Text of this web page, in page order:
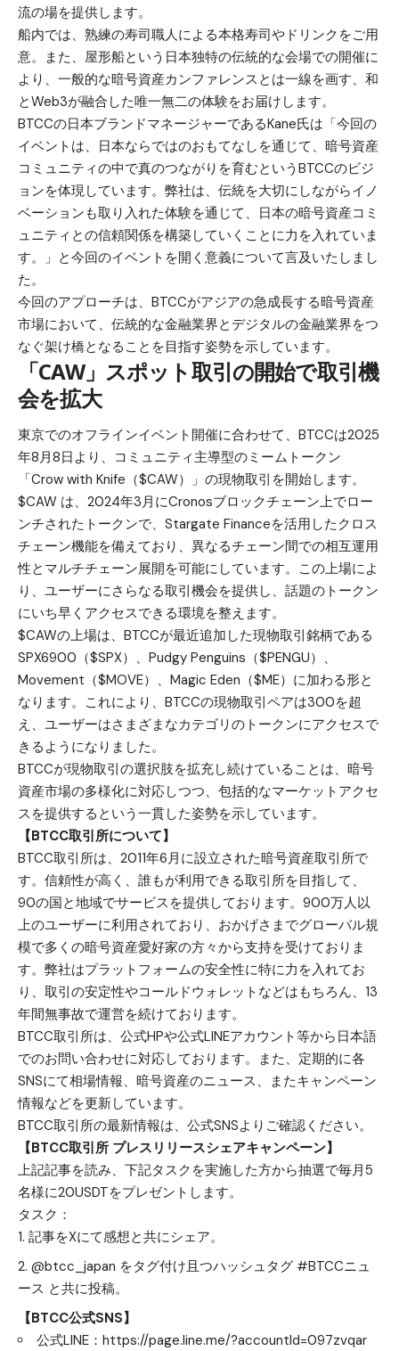
流の場を提供します。
船内では、熟練の寿司職人による本格寿司やドリンクをご用
意。また、屋形船という日本独特の伝統的な会場での開催に
より、一般的な暗号資産カンファレンスとは一線を画す、和
とWeb3が融合した唯一無二の体験をお届けします。
BTCCの日本ブランドマネージャーであるKane氏は「今回の
イベントは、日本ならではのおもてなしを通じて、暗号資産
コミュニティの中で真のつながりを育むというBTCCのビジ
ョンを体現しています。弊社は、伝統を大切にしながらイノ
ベーションも取り入れた体験を通じて、日本の暗号資産コミ
ュニティとの信頼関係を構築していくことに力を入れていま
す。」と今回のイベントを開く意義について言及いたしまし
た。
今回のアプローチは、BTCCがアジアの急成長する暗号資産
市場において、伝統的な金融業界とデジタルの金融業界をつ
なぐ架け橋となることを目指す姿勢を示しています。
「CAW」スポット取引の開始で取引機
会を拡大
東京でのオフラインイベント開催に合わせて、BTCCは2025
年8月8日より、コミュニティ主導型のミームトークン
「Crow with Knife（$CAW）」の現物取引を開始します。
$CAW は、2024年3月にCronosブロックチェーン上でロー
ンチされたトークンで、Stargate Financeを活用したクロス
チェーン機能を備えており、異なるチェーン間での相互運用
性とマルチチェーン展開を可能にしています。この上場によ
り、ユーザーにさらなる取引機会を提供し、話題のトークン
にいち早くアクセスできる環境を整えます。
$CAWの上場は、BTCCが最近追加した現物取引銘柄である
SPX6900（$SPX）、Pudgy Penguins（$PENGU）、
Movement（$MOVE）、Magic Eden（$ME）に加わる形と
なります。これにより、BTCCの現物取引ペアは300を超
え、ユーザーはさまざまなカテゴリのトークンにアクセスで
きるようになりました。
BTCCが現物取引の選択肢を拡充し続けていることは、暗号
資産市場の多様化に対応しつつ、包括的なマーケットアクセ
スを提供するという一貫した姿勢を示しています。
【BTCC取引所について】
BTCC取引所は、2011年6月に設立された暗号資産取引所で
す。信頼性が高く、誰もが利用できる取引所を目指して、
90の国と地域でサービスを提供しております。900万人以
上のユーザーに利用されており、おかげさまでグローバル規
模で多くの暗号資産愛好家の方々から支持を受けておりま
す。弊社はプラットフォームの安全性に特に力を入れてお
り、取引の安定性やコールドウォレットなどはもちろん、13
年間無事故で運営を続けております。
BTCC取引所は、公式HPや公式LINEアカウント等から日本語
でのお問い合わせに対応しております。また、定期的に各
SNSにて相場情報、暗号資産のニュース、またキャンペーン
情報などを更新しています。
BTCC取引所の最新情報は、公式SNSよりご確認ください。
【BTCC取引所 プレスリリースシェアキャンペーン】
上記記事を読み、下記タスクを実施した方から抽選で毎月5
名様に20USDTをプレゼントします。
タスク：
記事をXにて感想と共にシェア。
@btcc_japan をタグ付け且つハッシュタグ #BTCCニュ
ース と共に投稿。
【BTCC公式SNS】
公式LINE： https://page.line.me/?accountId=097zvqar